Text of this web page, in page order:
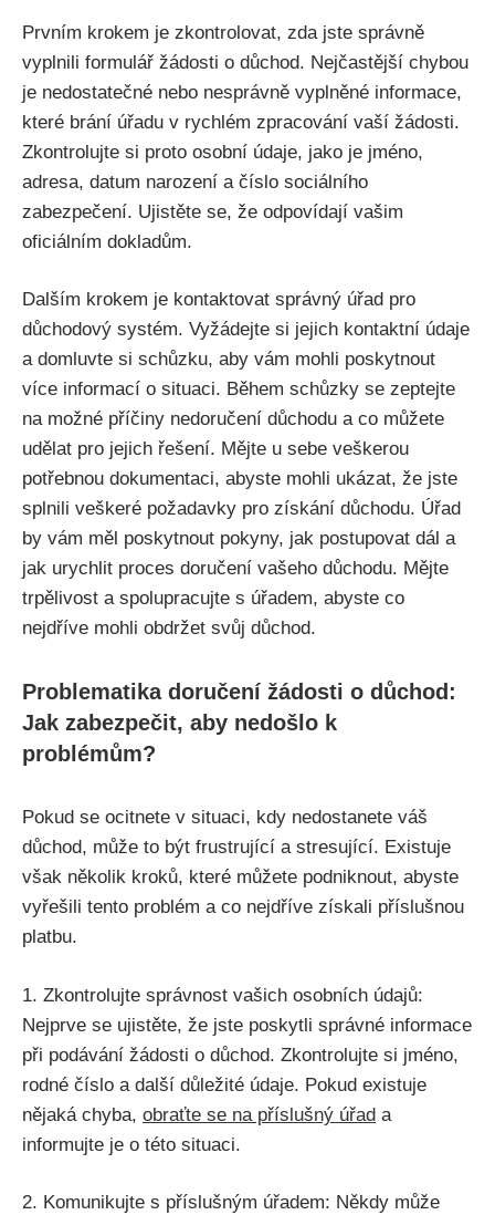
Prvním krokem je zkontrolovat, zda jste správně
vyplnili formulář žádosti o důchod. Nejčastější chybou
je nedostatečné nebo nesprávně vyplněné informace,
které brání úřadu v rychlém zpracování vaší žádosti.
Zkontrolujte si proto osobní údaje, jako je jméno,
adresa, datum narození a číslo sociálního
zabezpečení. Ujistěte se, že odpovídají vašim
oficiálním dokladům.
Dalším krokem je kontaktovat správný úřad pro
důchodový systém. Vyžádejte si jejich kontaktní údaje
a domluvte si schůzku, aby vám mohli poskytnout
více informací o situaci. Během schůzky se zeptejte
na možné příčiny nedoručení důchodu a co můžete
udělat pro jejich řešení. Mějte u sebe veškerou
potřebnou dokumentaci, abyste mohli ukázat, že jste
splnili veškeré požadavky pro získání důchodu. Úřad
by vám měl poskytnout pokyny, jak postupovat dál a
jak urychlit proces doručení vašeho důchodu. Mějte
trpělivost a spolupracujte s úřadem, abyste co
nejdříve mohli obdržet svůj důchod.
Problematika doručení žádosti o důchod:
Jak zabezpečit, aby nedošlo k
problémům?
Pokud se ocitnete v situaci, kdy nedostanete váš
důchod, může to být frustrující a stresující. Existuje
však několik kroků, které můžete podniknout, abyste
vyřešili tento problém a co nejdříve získali příslušnou
platbu.
1. Zkontrolujte správnost vašich osobních údajů:
Nejprve se ujistěte, že jste poskytli správné informace
při podávání žádosti o důchod. Zkontrolujte si jméno,
rodné číslo a další důležité údaje. Pokud existuje
nějaká chyba, obraťte se na příslušný úřad a
informujte je o této situaci.
2. Komunikujte s příslušným úřadem: Někdy může